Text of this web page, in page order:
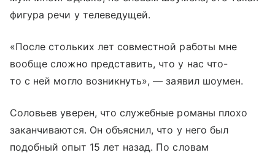
фигура речи у телеведущей.
«После стольких лет совместной работы мне
вообще сложно представить, что у нас что-
то с ней могло возникнуть», — заявил шоумен.
Соловьев уверен, что служебные романы плохо
заканчиваются. Он объяснил, что у него был
подобный опыт 15 лет назад. По словам